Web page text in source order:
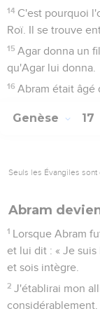
14 C'est pourquoi
Roï. Il se trouve
15 Agar donna un
qu'Agar lui donna.
16 Abram était âgé
Genèse 17
Seuls les Évangiles
Abram
1 Lorsque Abram
et lui dit : « Je
et sois intègre.
2 J'établirai mon
considérablement.